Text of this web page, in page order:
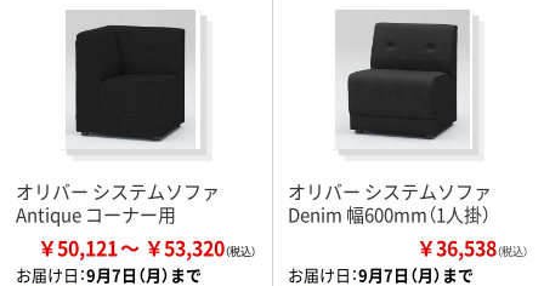
オリバー システムソファ
Antique コーナー用
￥50,121 ￥53,320
お届け日：9月7日（月）まで
オリバー システムソファ
Denim 幅600mm（1人掛）
￥36,538（税込）
お届け日：9月7日（月）まで